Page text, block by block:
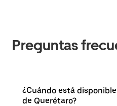
Preguntas
¿Cuándo está
de Querétaro?